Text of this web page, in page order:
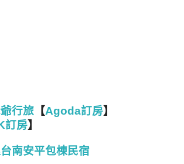
行旅 【Agoda訂房】
訂房】
南安平包棟民宿